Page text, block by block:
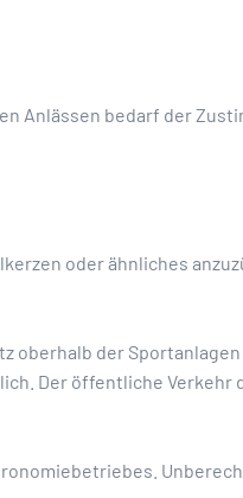
Anlässen bedarf der
oder ähnliches
oberhalb der
Der öffentliche Verkehr